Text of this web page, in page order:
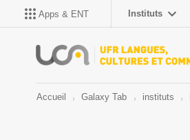
Apps & ENT Instituts
Accueil Galaxy Tab instituts